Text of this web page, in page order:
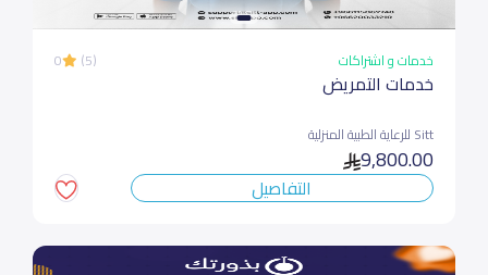
خدمات و اشتراكات (5)
0
خدمات التمريض
Sitt للرعاية الطبية المنزلية
9,800.00
التفاصيل